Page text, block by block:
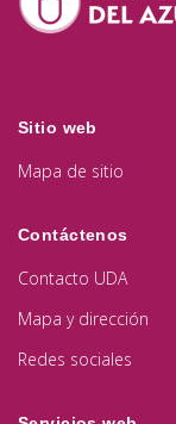
Sitio web
Mapa de sitio
Contáctenos
Contacto UDA
Mapa y dirección
Redes sociales